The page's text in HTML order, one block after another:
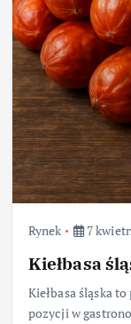
Rynek 7
Kiełbasa
Kiełbasa śląska
pozycji w